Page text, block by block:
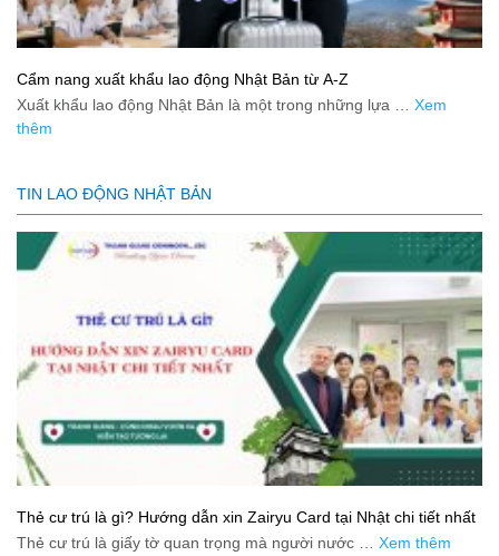
Cẩm nang xuất khẩu lao động Nhật Bản từ A-Z
Xuất khẩu lao động Nhật Bản là một trong những lựa … Xem
thêm
TIN LAO ĐỘNG NHẬT BẢN
Thẻ cư trú là gì? Hướng dẫn xin Zairyu Card tại Nhật chi tiết nhất
Thẻ cư trú là giấy tờ quan trọng mà người nước … Xem thêm